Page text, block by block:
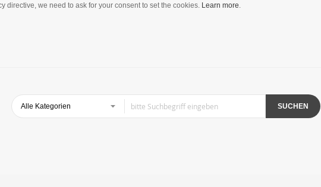
directive, we need to ask for your consent to set the cookies. Learn more.
SUCHEN